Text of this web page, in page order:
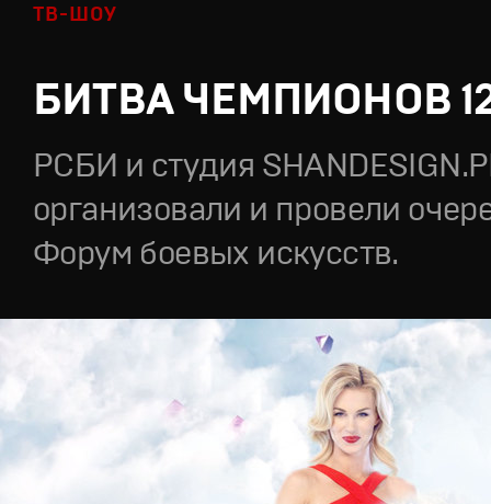
ТВ-ШОУ
БИТВА ЧЕМПИОНОВ
РСБИ и студия
организовали и провели
Форум боевых искусств.